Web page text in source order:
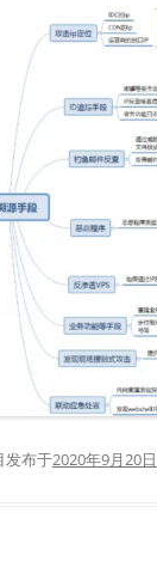
发布于2020年9月20日